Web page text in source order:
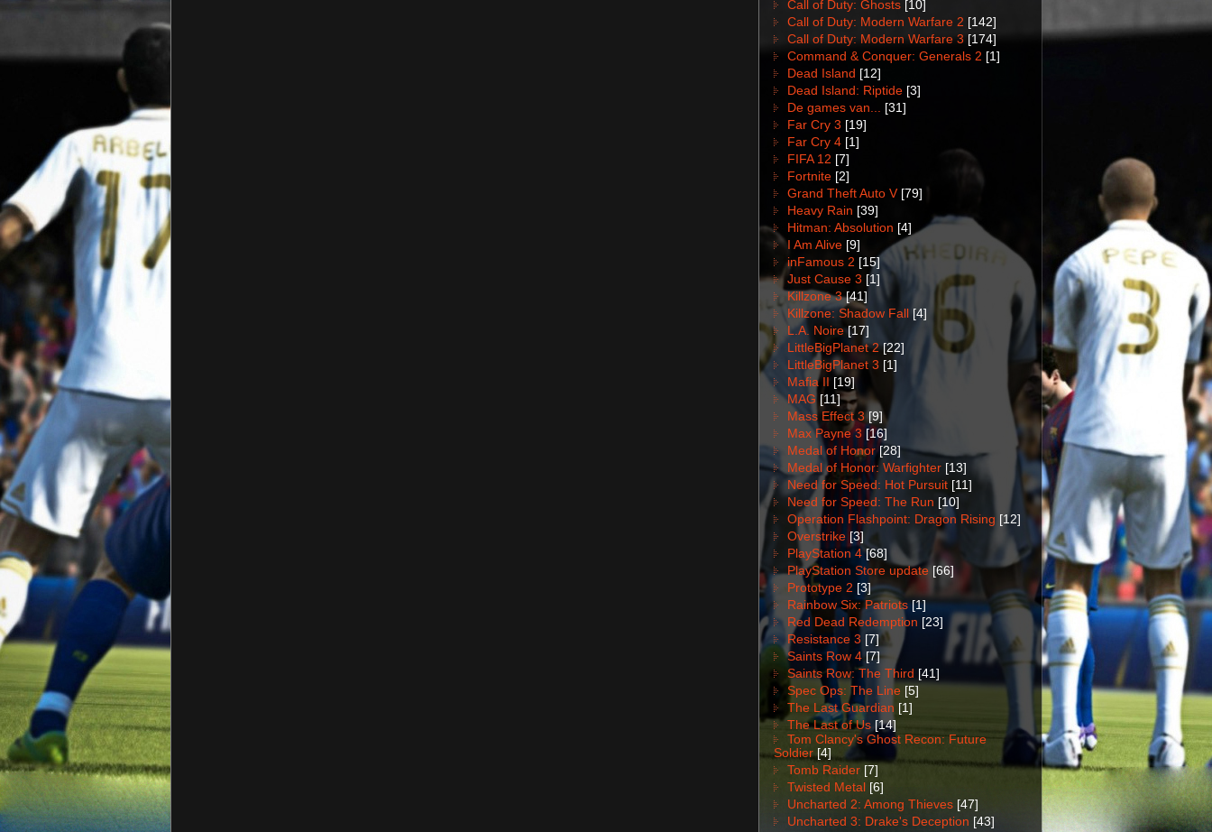
Call of Duty: Ghosts [10]
Call of Duty: Modern Warfare 2 [142]
Call of Duty: Modern Warfare 3 [174]
Command & Conquer: Generals 2 [1]
Dead Island [12]
Dead Island: Riptide [3]
De games van...
[31]
Far Cry 3 [19]
Far Cry 4 [1]
FIFA 12 [7]
Fortnite [2]
Grand Theft Auto V [79]
Heavy Rain [39]
Hitman: Absolution [4]
I Am Alive [9]
inFamous 2 [15]
Just Cause 3 [1]
Killzone 3 [41]
Killzone: Shadow Fall [4]
L.A. Noire [17]
LittleBigPlanet 2 [22]
LittleBigPlanet 3 [1]
Mafia II [19]
MAG [11]
Mass Effect 3 [9]
Max Payne 3 [16]
Medal of Honor [28]
Medal of Honor: Warfighter [13]
Need for Speed: Hot Pursuit [11]
Need for Speed: The Run [10]
Operation Flashpoint: Dragon Rising [12]
Overstrike [3]
PlayStation 4 [68]
PlayStation Store update [66]
Prototype 2 [3]
Rainbow Six: Patriots [1]
Red Dead Redemption [23]
Resistance 3 [7]
Saints Row 4 [7]
Saints Row: The Third [41]
Spec Ops: The Line [5]
The Last Guardian [1]
The Last of Us [14]
Tom Clancy's Ghost Recon: Future
Soldier [4]
Tomb Raider [7]
Twisted Metal [6]
Uncharted 2: Among Thieves [47]
Uncharted 3: Drake's Deception [43]